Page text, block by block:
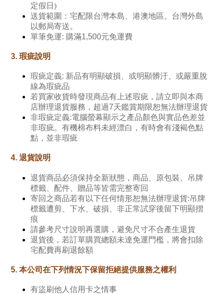
男生
禮品
服務據點
品牌故事
客服專區
定假日)
送貨範圍：宅配限台灣本島、港澳地區。台灣外島
以郵局寄送。
單筆免運: 購滿1,500元免運費
3. 瑕疵說明
瑕疵定義: 新品有明顯破損、或明顯髒汙、或嚴重脫
線為瑕疵品
若買家收貨時發現商品有上述瑕疵，請立即與本商
店辦理退貨服務，超過7天鑑賞期限恕無法辦理退貨
非瑕疵定義:電腦螢幕顯示之產品顏色與實品色差並
非瑕疵。有機棉布料未經漂白，有時會有淺褐色點
點，並非瑕疵
4. 退貨說明
退貨商品必須保持全新狀態，商品、原包裝、吊牌
標籤、配件、贈品等皆需完整寄回
寄回之商品若有以下任何情形恕無法辦理退貨:吊牌
標籤遭剪、下水、破損、非正常試穿後留下明顯摺
痕
請參考尺寸說明再選購，避免尺寸不合產生退貨
退貨後，若訂單購買總額未達免運門檻，將會扣除
宅配費再刷退餘額
5. 本公司在下列情況下保留拒絕提供服務之權利
有盜刷他人信用卡之情事